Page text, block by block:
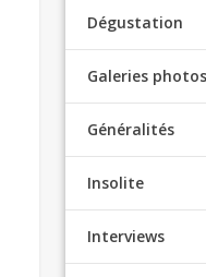
Dégustation
Galeries photos
Généralités
Insolite
Interviews